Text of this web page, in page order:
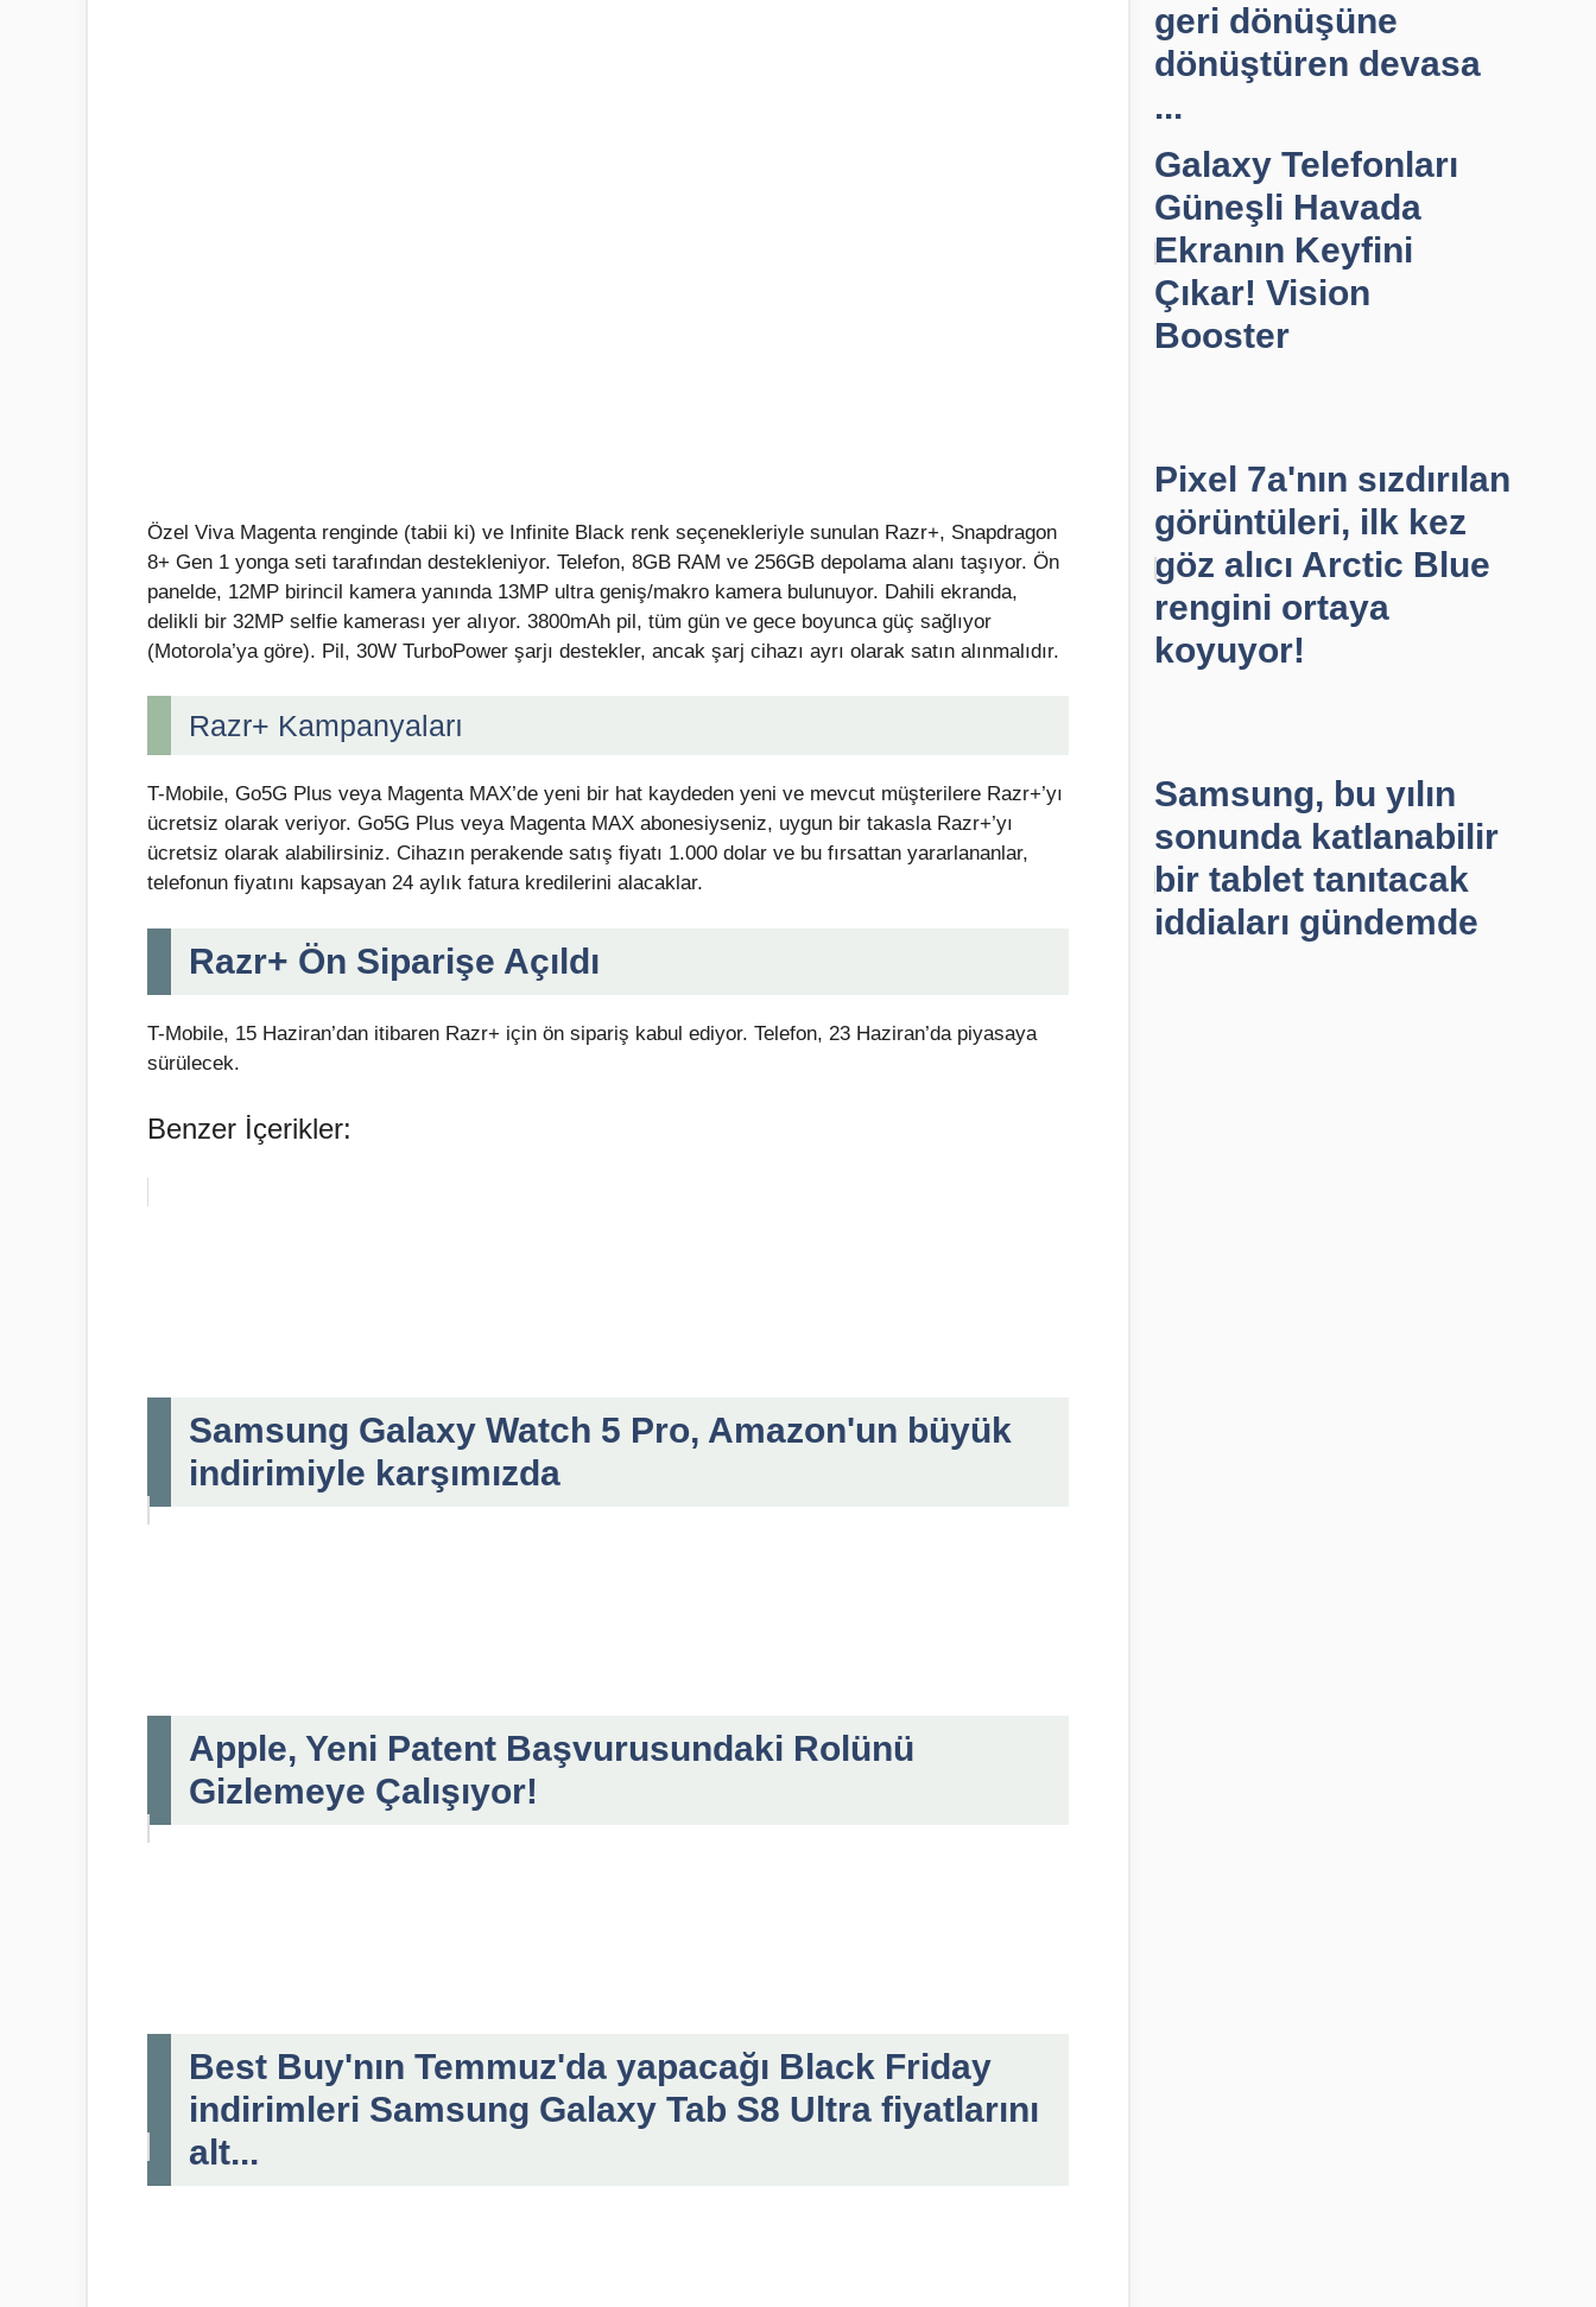
Özel Viva Magenta renginde (tabii ki) ve Infinite Black renk seçenekleriyle sunulan Razr+, Snapdragon
8+ Gen 1 yonga seti tarafından destekleniyor. Telefon, 8GB RAM ve 256GB depolama alanı taşıyor. Ön
panelde, 12MP birincil kamera yanında 13MP ultra geniş/makro kamera bulunuyor. Dahili ekranda,
delikli bir 32MP selfie kamerası yer alıyor. 3800mAh pil, tüm gün ve gece boyunca güç sağlıyor
(Motorola’ya göre). Pil, 30W TurboPower şarjı destekler, ancak şarj cihazı ayrı olarak satın alınmalıdır.
Razr+ Kampanyaları
T-Mobile, Go5G Plus veya Magenta MAX’de yeni bir hat kaydeden yeni ve mevcut müşterilere Razr+’yı
ücretsiz olarak veriyor. Go5G Plus veya Magenta MAX abonesiyseniz, uygun bir takasla Razr+’yı
ücretsiz olarak alabilirsiniz. Cihazın perakende satış fiyatı 1.000 dolar ve bu fırsattan yararlananlar,
telefonun fiyatını kapsayan 24 aylık fatura kredilerini alacaklar.
Razr+ Ön Siparişe Açıldı
T-Mobile, 15 Haziran’dan itibaren Razr+ için ön sipariş kabul ediyor. Telefon, 23 Haziran’da piyasaya
sürülecek.
Benzer İçerikler:
Samsung Galaxy Watch 5 Pro, Amazon'un büyük
indirimiyle karşımızda
Apple, Yeni Patent Başvurusundaki Rolünü
Gizlemeye Çalışıyor!
Best Buy'nın Temmuz'da yapacağı Black Friday
indirimleri Samsung Galaxy Tab S8 Ultra fiyatlarını
alt...
geri dönüşüne
dönüştüren devasa
...
Galaxy Telefonları
Güneşli Havada
Ekranın Keyfini
Çıkar! Vision
Booster
Pixel 7a'nın sızdırılan
görüntüleri, ilk kez
göz alıcı Arctic Blue
rengini ortaya
koyuyor!
Samsung, bu yılın
sonunda katlanabilir
bir tablet tanıtacak
iddiaları gündemde